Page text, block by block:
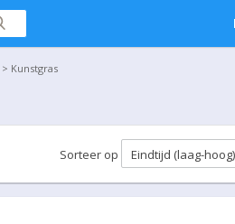
> Kunstgras
Sorteer op